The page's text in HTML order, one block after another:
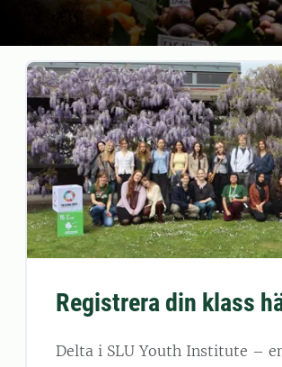
Registrera din klass
Delta i SLU Youth Institute –